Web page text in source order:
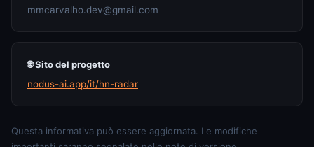
mmcarvalho.dev@gmail.com
🌐 Sito del progetto
nodus-ai.app/it/hn-radar
Questa informativa può essere aggiornata. Le modifiche